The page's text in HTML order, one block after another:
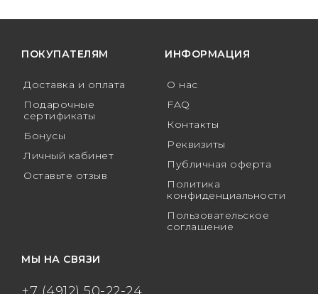
ПОКУПАТЕЛЯМ
Доставка и оплата
Подарочные
сертификаты
Бонусы
Личный кабинет
Оставьте отзыв
ИНФОРМАЦИЯ
О нас
FAQ
Контакты
Реквизиты
Публичная оферта
Политика
конфиденциальности
Пользовательское
соглашение
МЫ НА СВЯЗИ